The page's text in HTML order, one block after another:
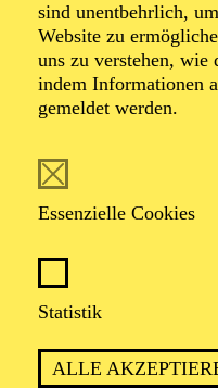
sind unentbehrlich,
Website zu
uns zu verstehen, wie
indem Informationen
gemeldet werden.
Essenzielle Cookies
Statistik
ALLE
Dirk
Dirk Haubrich wurde
Wachsmann in London.
seinem Abschluss
zeitgenössischen Tanz.
William Forsythe. 2000-